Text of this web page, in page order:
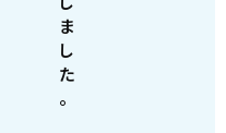
ま
し
た
。